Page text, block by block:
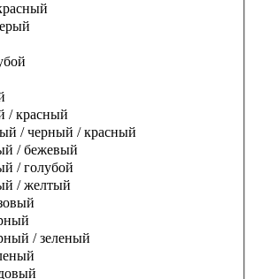
/ красный
/ черный / красный
/ бежевый
/ голубой
/ желтый
/ зеленый